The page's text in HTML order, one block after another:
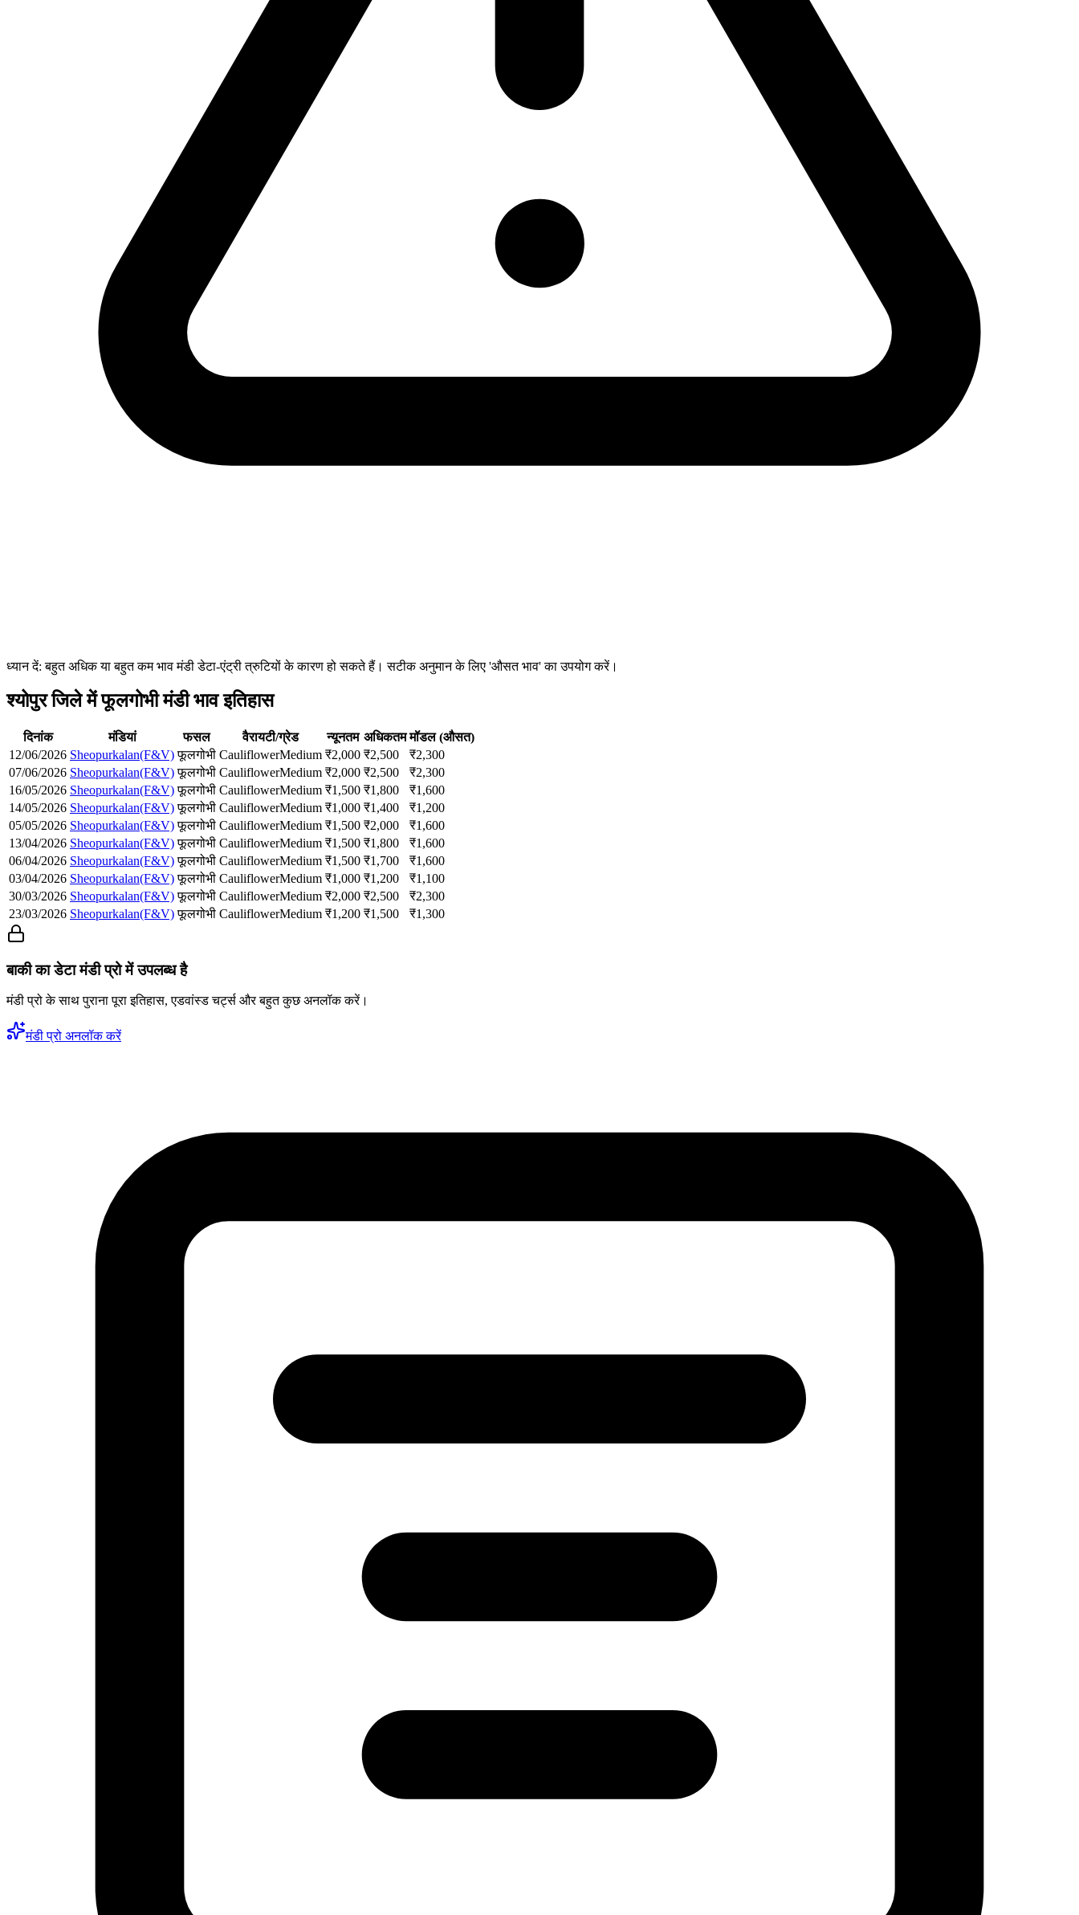
ध्यान दें: बहुत अधिक या बहुत कम भाव मंडी डेटा-एंट्री त्रुटियों के कारण हो सकते हैं। सटीक अनुमान के लिए 'औसत भाव' का उपयोग करें।
श्योपुर जिले में फूलगोभी मंडी भाव इतिहास
दिनांक मंडियां फसल वैरायटी/ग्रेड न्यूनतम अधिकतम मॉडल (औसत)
12/06/2026 Sheopurkalan(F&V) फूलगोभी CauliflowerMedium ₹2,000 ₹2,500 ₹2,300
07/06/2026 Sheopurkalan(F&V) फूलगोभी CauliflowerMedium ₹2,000 ₹2,500 ₹2,300
16/05/2026 Sheopurkalan(F&V) फूलगोभी CauliflowerMedium ₹1,500 ₹1,800 ₹1,600
14/05/2026 Sheopurkalan(F&V) फूलगोभी CauliflowerMedium ₹1,000 ₹1,400 ₹1,200
05/05/2026 Sheopurkalan(F&V) फूलगोभी CauliflowerMedium ₹1,500 ₹2,000 ₹1,600
13/04/2026 Sheopurkalan(F&V) फूलगोभी CauliflowerMedium ₹1,500 ₹1,800 ₹1,600
06/04/2026 Sheopurkalan(F&V) फूलगोभी CauliflowerMedium ₹1,500 ₹1,700 ₹1,600
03/04/2026 Sheopurkalan(F&V) फूलगोभी CauliflowerMedium ₹1,000 ₹1,200 ₹1,100
30/03/2026 Sheopurkalan(F&V) फूलगोभी CauliflowerMedium ₹2,000 ₹2,500 ₹2,300
23/03/2026 Sheopurkalan(F&V) फूलगोभी CauliflowerMedium ₹1,200 ₹1,500 ₹1,300
बाकी का डेटा मंडी प्रो में उपलब्ध है
मंडी प्रो के साथ पुराना पूरा इतिहास, एडवांस्ड चर्ट्स और बहुत कुछ अनलॉक करें।
मंडी प्रो अनलॉक करें